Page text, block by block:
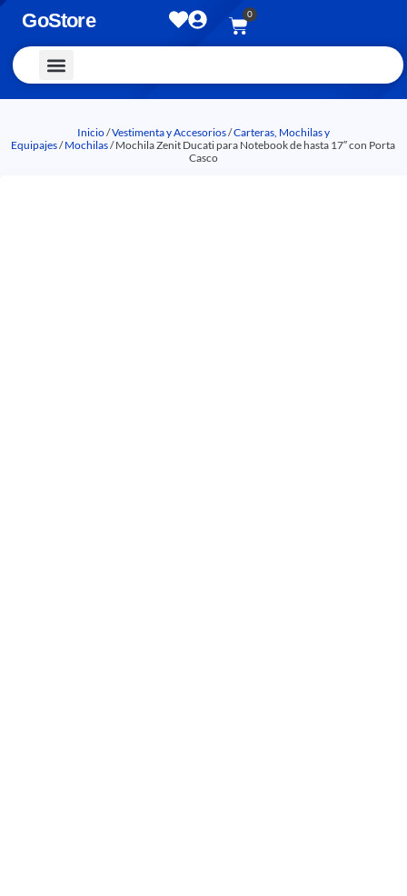
GoStore 0
Inicio/Vestimenta y Accesorios/Carteras, Mochilas y
Equipajes/Mochilas/ Mochila Zenit Ducati para Notebook de hasta 17″ con Porta
Casco